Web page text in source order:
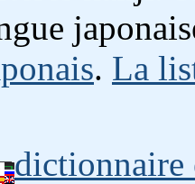
. La